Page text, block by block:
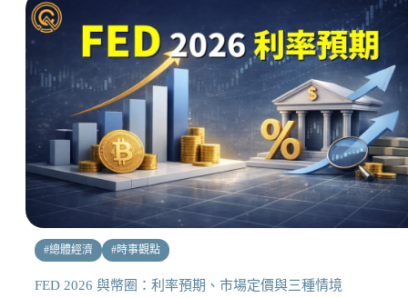
#總體經濟 #時事觀點
FED 2026 與幣圈：利率預期、市場定價與三種情境